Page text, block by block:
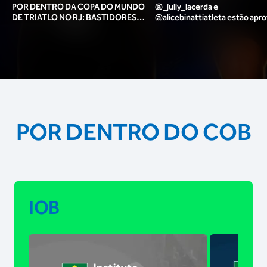
POR DENTRO DA COPA DO MUNDO
DE TRIATLO NO RJ: BASTIDORES,
@_jully_lacerda​ e
@alicebinattiatleta​ estão
POR DENTRO DO COB
IOB